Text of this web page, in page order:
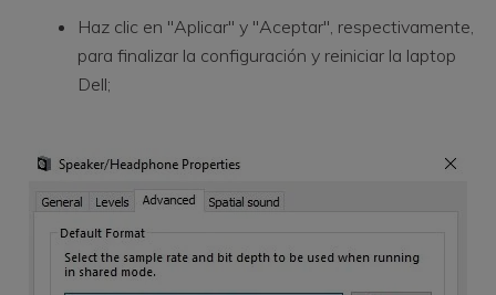
Haz clic en "Aplicar" y "Aceptar", respectivamente,
para finalizar la configuración y reiniciar la laptop
Dell;